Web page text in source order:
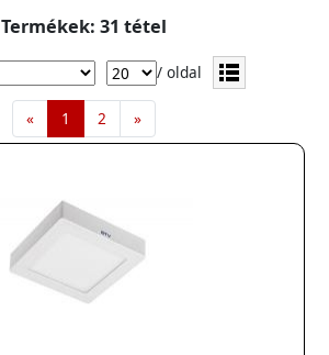
Termékek: 31 tétel
/ oldal
« 1 2 »